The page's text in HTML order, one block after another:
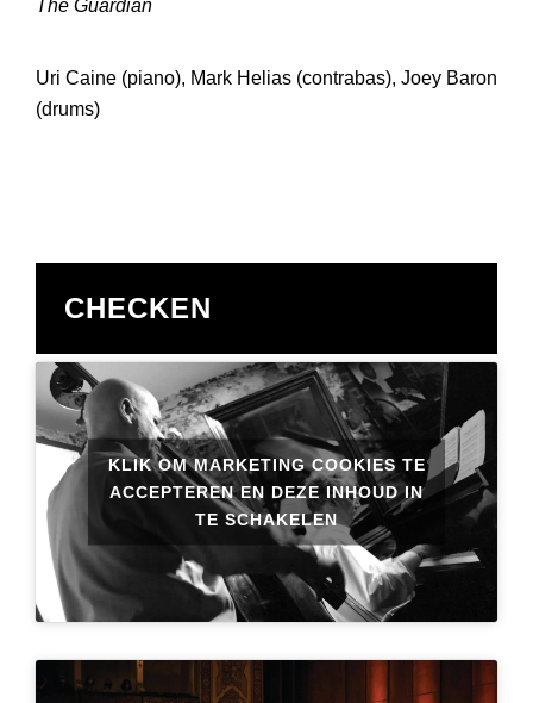
The Guardian
Uri Caine (piano), Mark Helias (contrabas), Joey Baron
(drums)
CHECKEN
KLIK OM MARKETING COOKIES TE
ACCEPTEREN EN DEZE INHOUD IN
TE SCHAKELEN